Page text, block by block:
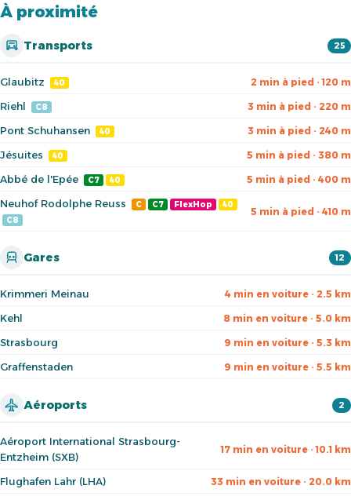
À proximité
Transports 25
Glaubitz 40 2 min à pied · 120 m
Riehl C8 3 min à pied · 220 m
Pont Schuhansen 40 3 min à pied · 240 m
Jésuites 40 5 min à pied · 380 m
Abbé de l'Epée C7 40 5 min à pied · 400 m
Neuhof Rodolphe Reuss C C7 FlexHop
40
C8
5 min à pied · 410 m
Gares 12
Krimmeri Meinau 4 min en voiture · 2.5 km
Kehl 8 min en voiture · 5.0 km
Strasbourg 9 min en voiture · 5.3 km
Graffenstaden 9 min en voiture · 5.5 km
Aéroports 2
Aéroport International Strasbourg-
Entzheim (SXB)
17 min en voiture · 10.1 km
Flughafen Lahr (LHA) 33 min en voiture · 20.0 km